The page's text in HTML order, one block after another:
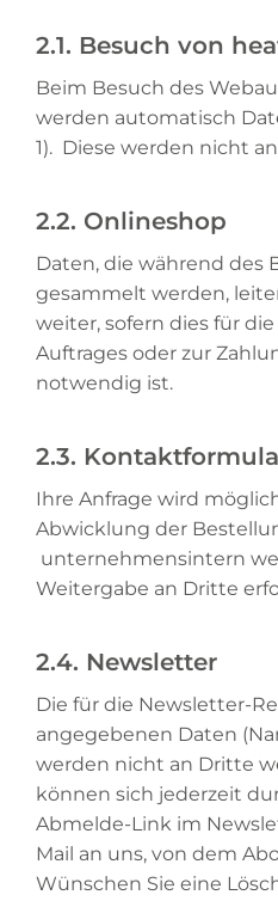
2.1. Besuch von
Beim Besuch des
werden automatisch
1). Diese werden nicht
2.2. Onlineshop
Daten, die während des
gesammelt werden,
weiter, sofern dies für
Auftrages oder zur
notwendig ist.
2.3.
Ihre Anfrage wird
Abwicklung der
unternehmensintern
Weitergabe an Dritte
2.4. Newsletter
Die für die Newsletter-
angegebenen Daten
werden nicht an Dritte
können sich jederzeit
Abmelde-Link im
Mail an uns, von dem
Wünschen Sie eine